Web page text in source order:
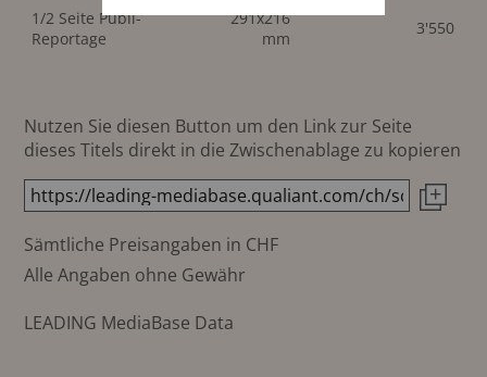
1/2 Seite Publi-
Reportage
291x216
mm
3'550
Nutzen Sie diesen Button um den Link zur Seite
dieses Titels direkt in die Zwischenablage zu kopieren
Sämtliche Preisangaben in CHF
Alle Angaben ohne Gewähr
LEADING MediaBase Data